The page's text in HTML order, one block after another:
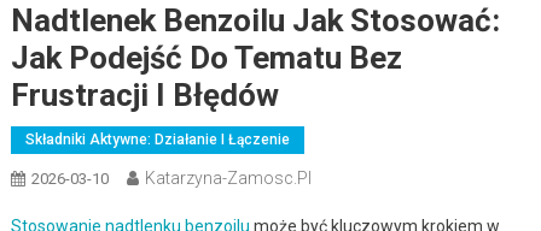
Nadtlenek Benzoilu Jak Stosować:
Jak Podejść Do Tematu Bez
Frustracji I Błędów
Składniki Aktywne: Działanie I Łączenie
2026-03-10 Katarzyna-Zamosc.pl
Stosowanie nadtlenku benzoilu może być kluczowym krokiem w